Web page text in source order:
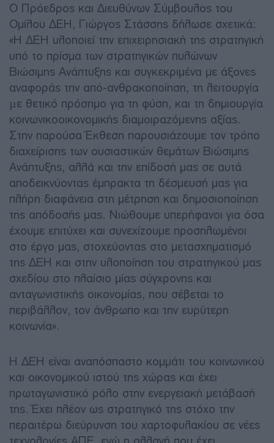
Ο Πρόεδρος και Διευθύνων Σύμβουλος του
Ομίλου ΔΕΗ, Γιώργος Στάσσης δήλωσε σχετικά:
«Η ΔΕΗ υλοποιεί την επιχειρησιακή της στρατηγική
υπό το πρίσμα των στρατηγικών πυλώνων
Βιώσιμης Ανάπτυξης και συγκεκριμένα με άξονες
αναφοράς την από-ανθρακοποίηση, τη λειτουργία
µε θετικό πρόσημο για τη φύση, και τη δημιουργία
κοινωνικοοικονομικής διαμοιραζόμενης αξίας.
Στην παρούσα Έκθεση παρουσιάζουμε τον τρόπο
διαχείρισης των ουσιαστικών θεμάτων Βιώσιμης
Ανάπτυξης, αλλά και την επίδοσή μας σε αυτά
αποδεικνύοντας έμπρακτα τη δέσμευσή μας για
πλήρη διαφάνεια στη μέτρηση και δημοσιοποίηση
της απόδοσής μας. Νιώθουμε υπερήφανοι για όσα
έχουμε επιτύχει και συνεχίζουμε προσηλωμένοι
στο έργο μας, στοχεύοντας στο μετασχηματισμό
της ΔΕΗ και στην υλοποίηση του στρατηγικού μας
σχεδίου στο πλαίσιο μίας σύγχρονης και
ανταγωνιστικής οικονομίας, που σέβεται το
περιβάλλον, τον άνθρωπο και την ευρύτερη
κοινωνία».
Η ΔΕΗ είναι αναπόσπαστο κομμάτι του κοινωνικού
και οικονομικού ιστού της χώρας και έχει
πρωταγωνιστικό ρόλο στην ενεργειακή μετάβασή
της. Έχει πλέον ως στρατηγικό της στόχο την
περαιτέρω διεύρυνση του χαρτοφυλακίου σε νέες